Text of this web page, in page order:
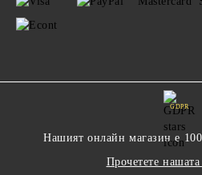
GDPR
Нашият онлайн магазин е
Прочетете